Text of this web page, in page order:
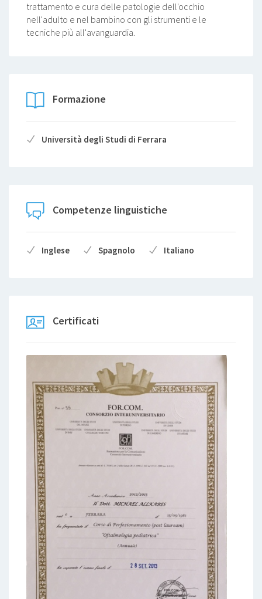
trattamento e cura delle patologie dell'occhio
nell'adulto e nel bambino con gli strumenti e le
tecniche più all'avanguardia.
Formazione
Università degli Studi di Ferrara
Competenze linguistiche
Inglese Spagnolo Italiano
Certificati